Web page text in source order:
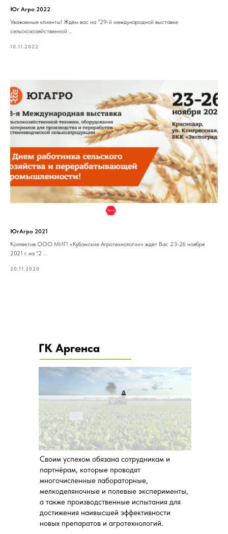
Юг Агро 2022
Уважаемые клиенты! Ждём вас на "29-й международной выставке
сельскохозяйственной ...
10.11.2022
ЮгАгро 2021
Коллектив ООО МИП «Кубанские Агротехнологии» ждёт Вас 23-26 ноября
2021 г. на "2 ...
20.11.2020
Своим успехом обязана сотрудникам и
партнёрам, которые проводят
многочисленные лабораторные,
мелкоделяночные и полевые эксперименты,
а также производственные испытания для
достижения наивысшей эффективности
новых препаратов и агротехнологий.
ГК Аргенса